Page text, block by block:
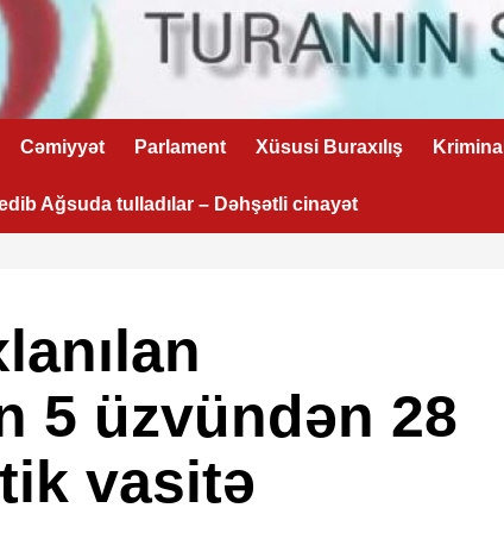
Cəmiyyət Parlament Xüsusi Buraxılış Kriminal
Ağsuda tulladılar – Dəhşətli cinayət
5 üzvündən 28
vasitə